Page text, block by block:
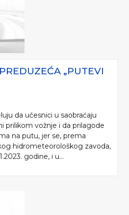
„PUTEVI
da učesnici u saobraćaju
prilikom vožnje i da prilagode
na putu, jer se, prema
hidrometeorološkog zavoda,
godine, i u...
materijala i fotografija sa internet
obavezno navedete izvor („Putevi Srbije“